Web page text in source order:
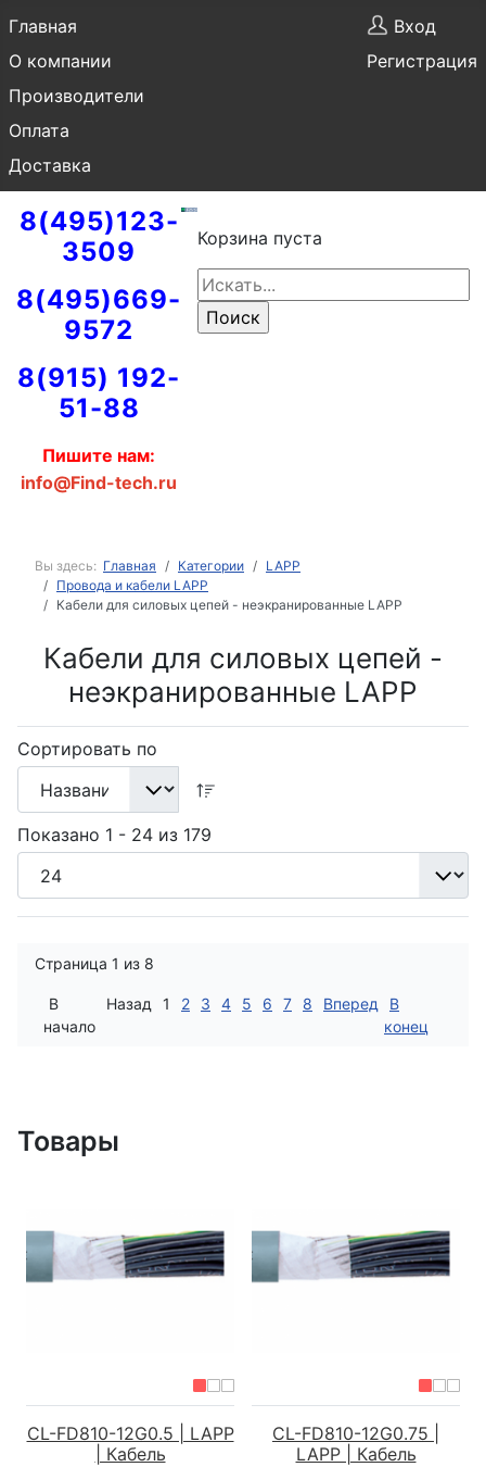
Главная
О компании
Производители
Оплата
Доставка
Вход
Регистрация
8(495)123-
3509
8(495)669-
9572
8(915) 192-
51-88
Пишите нам:
info@Find-tech.ru
Корзина пуста
Вы здесь: Главная Категории
LAPP
Провода и кабели LAPP
Кабели для силовых цепей - неэкранированные LAPP
Кабели для силовых цепей -
неэкранированные LAPP
Сортировать по
Показано 1 - 24 из 179
Страница 1 из 8
В
начало
Назад 1 2 3 4 5 6 7 8 Вперед
В
конец
Товары
CL-FD810-12G0.5 | LAPP
| Кабель
CL-FD810-12G0.75 |
LAPP | Кабель